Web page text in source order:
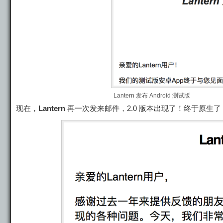
Lantern 发布 Android 测试版
现在， Lantern 再一次发来邮件，2.0 版本出现了！终于原生了